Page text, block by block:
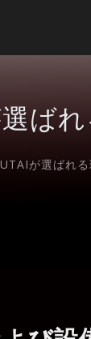
ば
が選ばれる